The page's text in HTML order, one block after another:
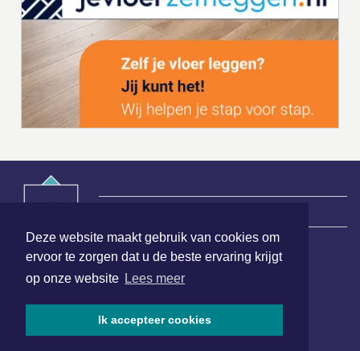
Deze website maakt gebruik van cookies om
ervoor te zorgen dat u de beste ervaring krijgt
op onze website Lees meer
Ik accepteer cookies
Hoofdvestiging:
van Benthuizenlaan 1
1701 BZ Heerhugowaard
072 8200 600